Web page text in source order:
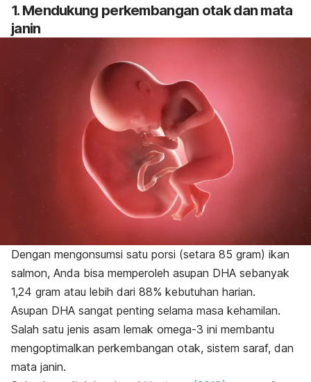
1. Mendukung perkembangan otak dan mata
janin
Dengan mengonsumsi satu porsi (setara 85 gram) ikan
salmon, Anda bisa memperoleh asupan DHA sebanyak
1,24 gram atau lebih dari 88% kebutuhan harian.
Asupan DHA sangat penting selama masa kehamilan.
Salah satu jenis asam lemak omega-3 ini membantu
mengoptimalkan perkembangan otak, sistem saraf, dan
mata janin.